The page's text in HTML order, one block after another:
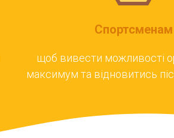
Спортсменам
щоб вивести можливості
максимум та відновитись